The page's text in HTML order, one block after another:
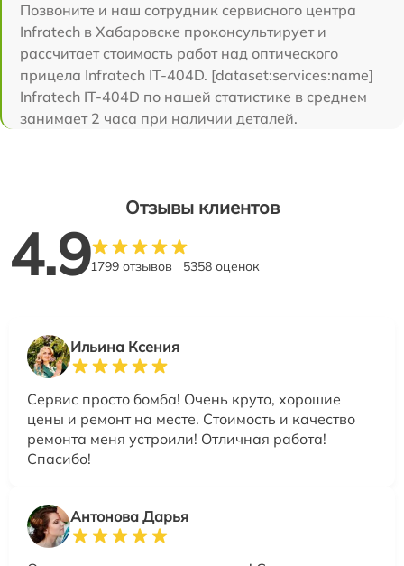
Позвоните и наш сотрудник сервисного центра
Infratech в Хабаровске проконсультирует и
рассчитает стоимость работ над оптического
прицела Infratech IT-404D. [dataset:services:name]
Infratech IT-404D по нашей статистике в среднем
занимает 2 часа при наличии деталей.
Отзывы клиентов
4.91799 отзывов 5358 оценок
Ильина Ксения
Сервис просто бомба! Очень круто, хорошие
цены и ремонт на месте. Стоимость и качество
ремонта меня устроили! Отличная работа!
Спасибо!
Антонова Дарья